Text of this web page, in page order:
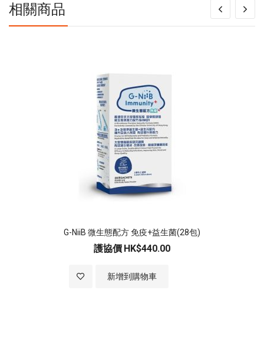
相關商品
G-NiiB 微生態配方 免疫+益生菌(28包)
護協價 HK$440.00
新增到購物車
加入至願望清單